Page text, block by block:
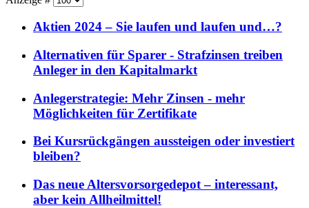
Aktien 2024 – Sie laufen und laufen und…?
Alternativen für Sparer - Strafzinsen treiben
Anleger in den Kapitalmarkt
Anlegerstrategie: Mehr Zinsen - mehr
Möglichkeiten für Zertifikate
Bei Kursrückgängen aussteigen oder investiert
bleiben?
Das neue Altersvorsorgedepot – interessant,
aber kein Allheilmittel!